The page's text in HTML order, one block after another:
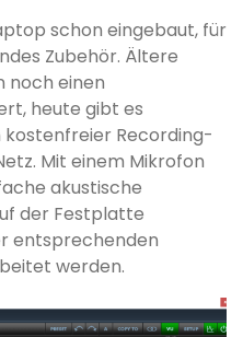
schon eingebaut, für
Zubehör. Ältere
noch einen
heute gibt es
kostenfreier Recording-
Mit einem Mikrofon
akustische
der Festplatte
entsprechenden
werden.